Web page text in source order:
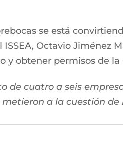
se está
Octavio Jiménez
obtener permisos de la
de cuatro a seis
a la cuestión